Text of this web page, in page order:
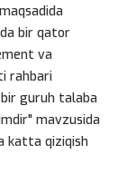
bir qator
va
rahbari
guruh talaba
mavzusida
katta qiziqish